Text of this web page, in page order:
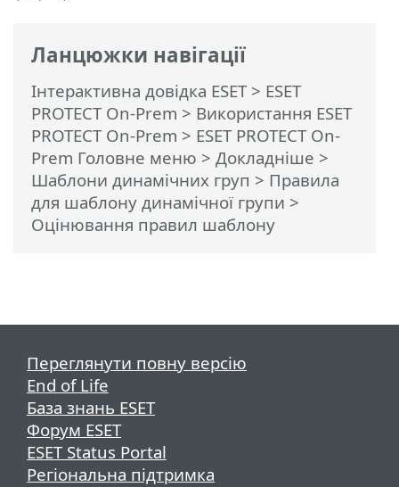
Ланцюжки навігації
Інтерактивна довідка ESET> ESET
PROTECT On-Prem > Використання ESET
PROTECT On-Prem > ESET PROTECT On-
Prem Головне меню > Докладніше >
Шаблони динамічних груп > Правила
для шаблону динамічної групи >
Оцінювання правил шаблону
Переглянути повну версію
End of Life
База знань ESET
Форум ESET
ESET Status Portal
Регіональна підтримка